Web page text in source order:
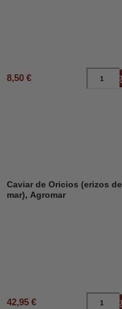
8,50 €
Caviar de Oricios (erizos de
mar), Agromar
42,95 €